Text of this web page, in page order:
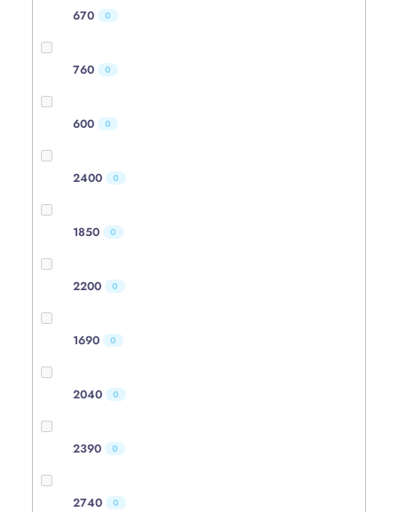
670 0
760 0
600 0
2400 0
1850 0
2200 0
1690 0
2040 0
2390 0
2740 0